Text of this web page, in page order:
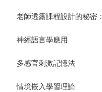
老師透露課程設計的秘密：
神經語言學應用
多感官刺激記憶法
情境嵌入學習理論